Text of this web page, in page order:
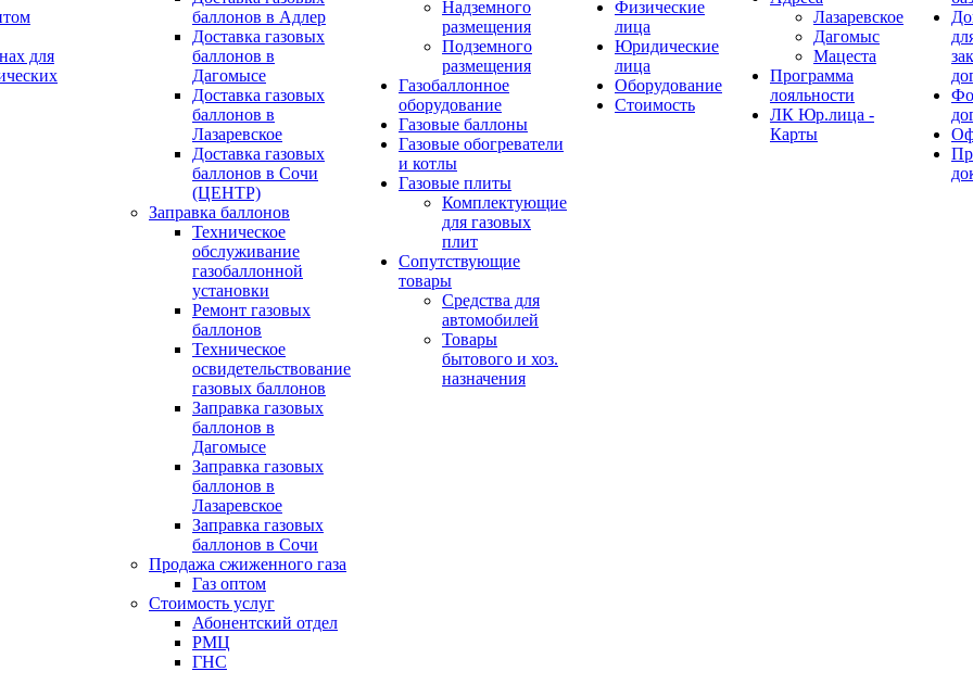
для
баллонов в Адлер
Доставка газовых
баллонов в
Дагомысе
Доставка газовых
баллонов в
Лазаревское
Доставка газовых
баллонов в Сочи
(ЦЕНТР)
Заправка баллонов
Техническое
обслуживание
газобаллонной
установки
Pемонт газовых
баллонов
Техническое
освидетельствование
газовых баллонов
Заправка газовых
баллонов в
Дагомысе
Заправка газовых
баллонов в
Лазаревское
Заправка газовых
баллонов в Сочи
Продажа сжиженного газа
Газ оптом
Стоимость услуг
Абонентский отдел
РМЦ
ГНС
Надземного
размещения
Подземного
размещения
Газобаллонное
оборудование
Газовые баллоны
Газовые обогреватели
и котлы
Газовые плиты
Комплектующие
для газовых
плит
Сопутствующие
товары
Средства для
автомобилей
Товары
бытового и хоз.
назначения
Физические
лица
Юридические
лица
Оборудование
Стоимость
Лазаревское
Дагомыс
Мацеста
Программа
лояльности
ЛК Юр.лица -
Карты